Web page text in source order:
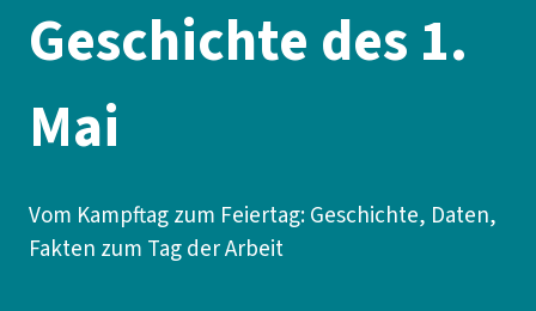
Geschichte des 1.
Mai
Vom Kampftag zum Feiertag: Geschichte, Daten,
Fakten zum Tag der Arbeit